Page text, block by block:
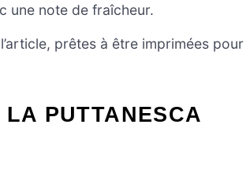
une note de fraîcheur.
prêtes à être imprimées pour
PUTTANESCA